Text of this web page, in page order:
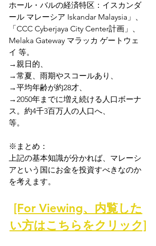
ホール・バルの経済特区：イスカンダ
ール マレーシア Iskandar Malaysia」、
「CCC Cyberjaya City Center計画」、
Melaka Gateway マラッカ ゲートウェ
イ 等。
→親日的、
→常夏、雨期やスコールあり、
→平均年齢が約28才、
→2050年までに増え続ける人口ボーナ
ス。約4千3百万人の人口へ、
等。
※まとめ：
上記の基本知識が分かれば、マレーシ
アという国にお金を投資すべきなのか
を考えます。
[For Viewing、内覧した
い方はこちらをクリック]